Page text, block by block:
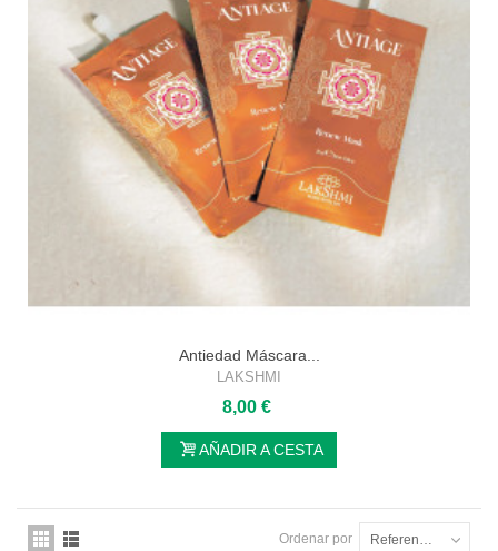
Antiedad Máscara...
LAKSHMI
8,00 €
AÑADIR A CESTA
Ordenar por Referencia: la más baja primero